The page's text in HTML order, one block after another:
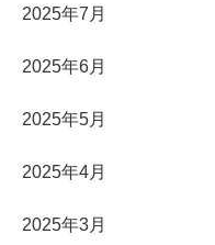
2025年7月
2025年6月
2025年5月
2025年4月
2025年3月